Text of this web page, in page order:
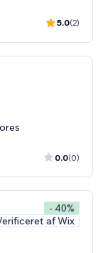
5.0(2)
0.0(0)
- 40%
af Wix